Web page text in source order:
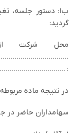
ب1: دستور جلسه،
گرديد:
محل شركت
:
در نتيجه ماده
سهامداران حاضر در